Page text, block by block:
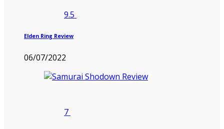
9.5
Elden Ring Review
06/07/2022
7